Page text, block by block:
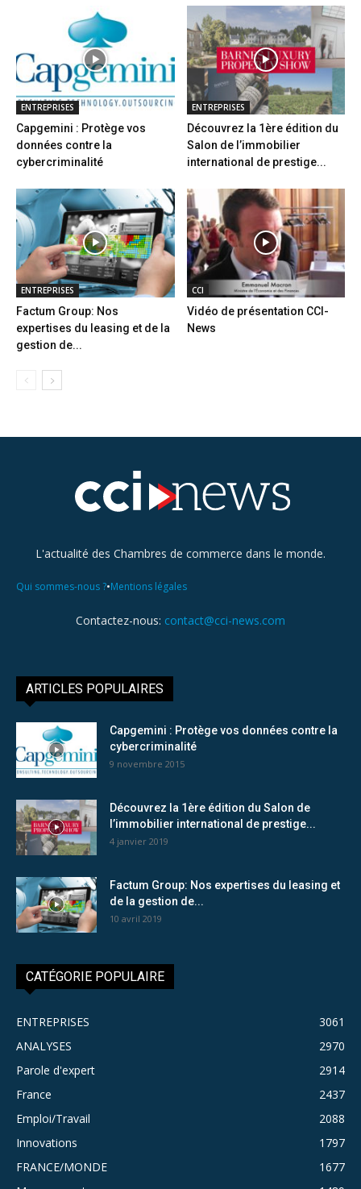
ENTREPRISES
Capgemini : Protège vos
données contre la
cybercriminalité
ENTREPRISES
Découvrez la 1ère édition du
Salon de l’immobilier
international de prestige...
ENTREPRISES
Factum Group: Nos
expertises du leasing et de la
gestion de...
CCI
Vidéo de présentation CCI-
News
L'actualité des Chambres de commerce dans le monde.
Qui sommes-nous ?•Mentions légales
Contactez-nous: contact@cci-news.com
ARTICLES POPULAIRES
Capgemini : Protège vos données contre la
cybercriminalité
9 novembre 2015
Découvrez la 1ère édition du Salon de
l’immobilier international de prestige...
4 janvier 2019
Factum Group: Nos expertises du leasing et
de la gestion de...
10 avril 2019
CATÉGORIE POPULAIRE
ENTREPRISES
3061
ANALYSES
2970
Parole d'expert
2914
France
2437
Emploi/Travail
2088
Innovations
1797
FRANCE/MONDE
1677